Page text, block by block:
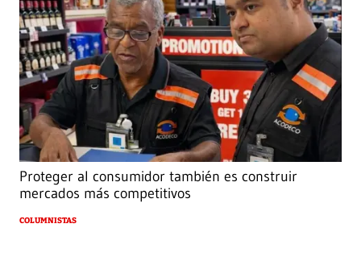
Proteger al consumidor también es construir
mercados más competitivos
COLUMNISTAS